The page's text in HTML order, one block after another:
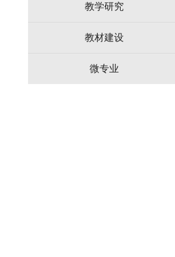
教学研究
教材建设
微专业